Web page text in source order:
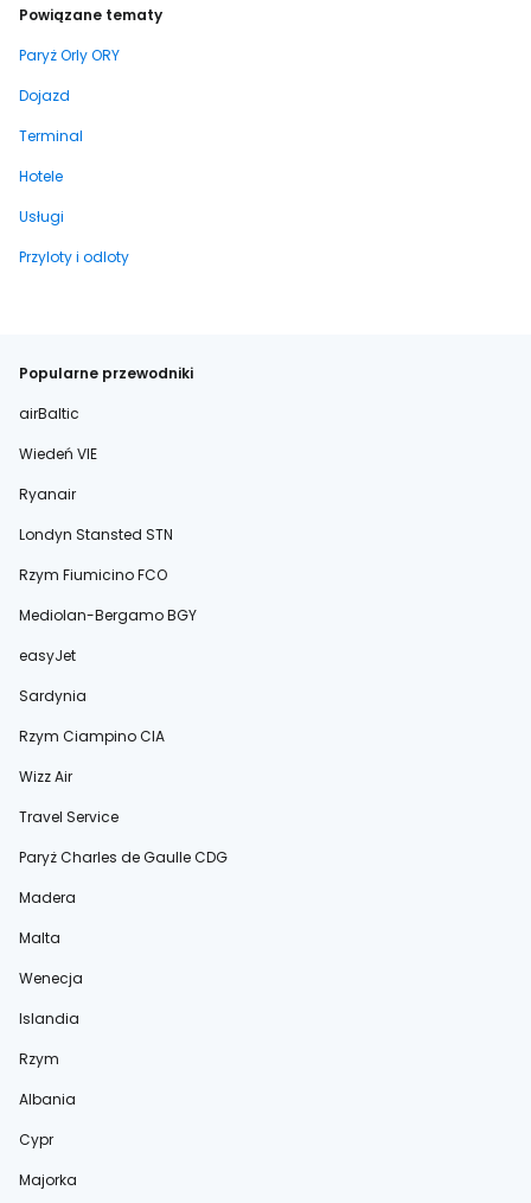
Powiązane tematy
Paryż Orly ORY
Dojazd
Terminal
Hotele
Usługi
Przyloty i odloty
Popularne przewodniki
airBaltic
Wiedeń VIE
Ryanair
Londyn Stansted STN
Rzym Fiumicino FCO
Mediolan-Bergamo BGY
easyJet
Sardynia
Rzym Ciampino CIA
Wizz Air
Travel Service
Paryż Charles de Gaulle CDG
Madera
Malta
Wenecja
Islandia
Rzym
Albania
Cypr
Majorka